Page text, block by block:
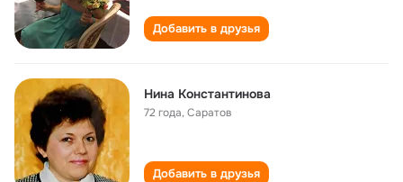
Добавить в друзья
Нина Константинова
72 года,Саратов
Добавить в друзья